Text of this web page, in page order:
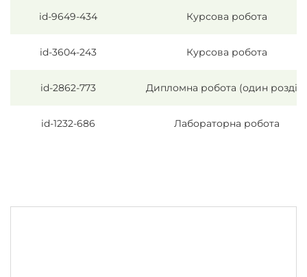
id-9649-434 Курсова робота
id-3604-243 Курсова робота
id-2862-773 Дипломна робота (один розділ)
id-1232-686 Лабораторна робота